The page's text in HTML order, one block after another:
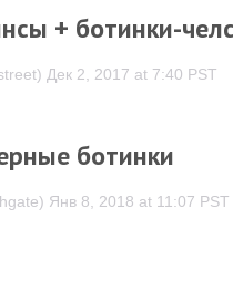
+ ботинки-
Дек 2, 2017 at 7:40 PST
ботинки
Янв 8, 2018 at 11:07 PST